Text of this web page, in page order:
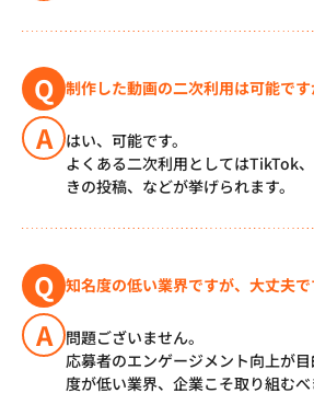
Q 制作した動画の二次利用は可能です
A
はい、可能です。
よくある二次利用としてはTikTok
きの投稿、などが挙げられます。
Q 知名度の低い業界ですが、大丈夫で
A
問題ございません。
応募者のエンゲージメント向上が
度が低い業界、企業こそ取り組むべ